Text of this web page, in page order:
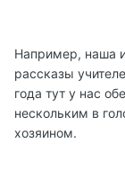
Например, наша
рассказы
года тут у нас
нескольким в
хозяином.